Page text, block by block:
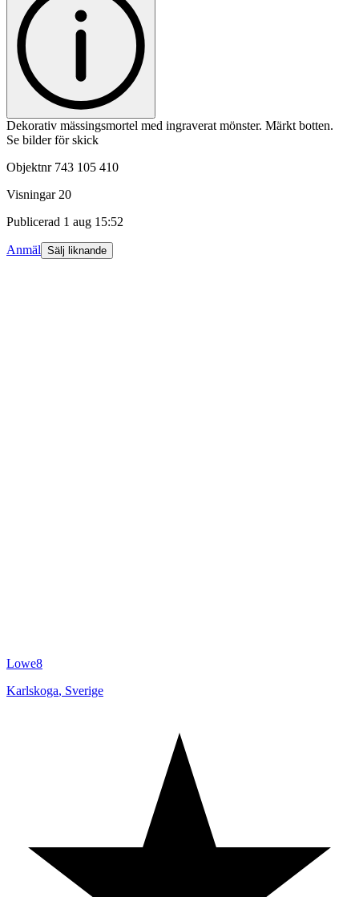
Dekorativ mässingsmortel med ingraverat mönster. Märkt botten.
Se bilder för skick
Objektnr 743 105 410
Visningar 20
Publicerad 1 aug 15:52
Anmäl Sälj liknande
Lowe8
Karlskoga, Sverige